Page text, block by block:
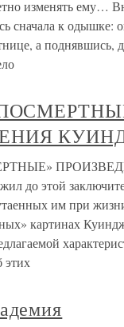
изменять ему…
сначала к одышке:
а поднявшись,
до этой
им при
картинах
этих